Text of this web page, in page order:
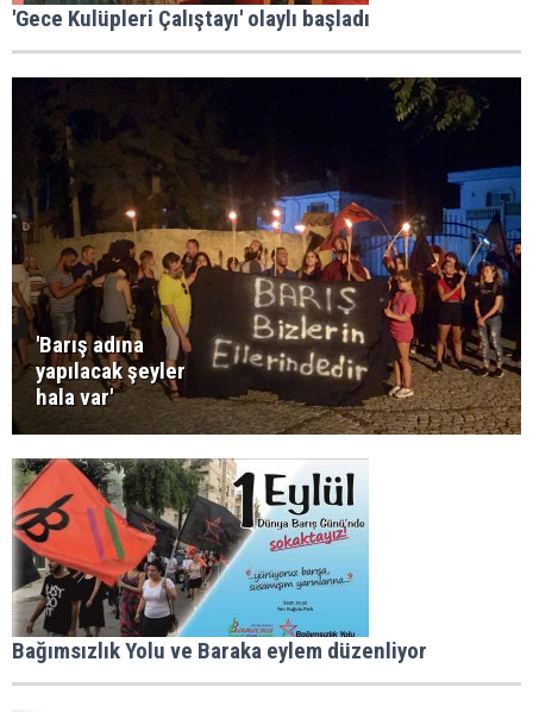
'Gece Kulüpleri Çalıştayı' olaylı başladı
'Barış adına
yapılacak şeyler
hala var'
Bağımsızlık Yolu ve Baraka eylem düzenliyor